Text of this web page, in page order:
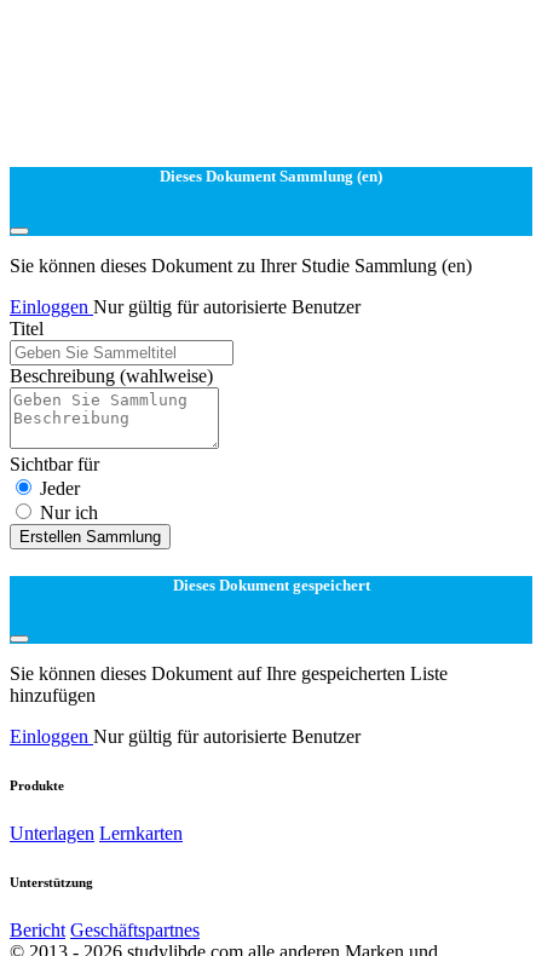
Dieses Dokument Sammlung (en)
Sie können dieses Dokument zu Ihrer Studie Sammlung (en)
Einloggen Nur gültig für autorisierte Benutzer
Titel
Beschreibung (wahlweise)
Sichtbar für
Jeder
Nur ich
Erstellen Sammlung
Dieses Dokument gespeichert
Sie können dieses Dokument auf Ihre gespeicherten Liste
hinzufügen
Einloggen Nur gültig für autorisierte Benutzer
Produkte
Unterlagen Lernkarten
Unterstützung
Bericht Geschäftspartnes
© 2013 - 2026 studylibde.com alle anderen Marken und